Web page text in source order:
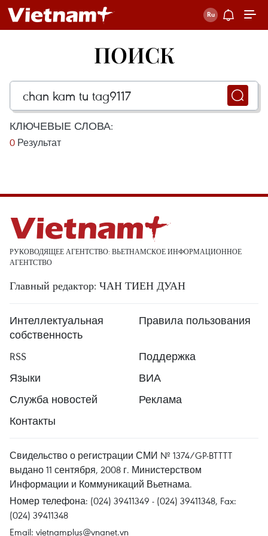
ПОИСК
КЛЮЧЕВЫЕ СЛОВА:
0 Результат
РУКОВОДЯЩЕЕ АГЕНТСТВО: ВЬЕТНАМСКОЕ ИНФОРМАЦИОННОЕ
АГЕНТСТВО
Главный редактор: ЧАН ТИЕН ДУАН
Интеллектуальная
собственность
Правила пользования
RSS
Поддержка
Языки
ВИА
Служба новостей
Реклама
Контакты
Свидельство о регистрации СМИ № 1374/GP-BTTTT
выдано 11 сентября, 2008 г. Министерством
Информации и Коммуникаций Вьетнама.
Номер телефона: (024) 39411349 - (024) 39411348, Fax:
(024) 39411348
Email: vietnamplus@vnanet.vn